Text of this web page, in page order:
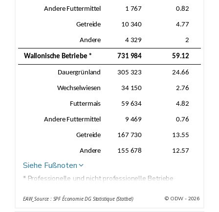
Andere Futtermittel 1 767 0.82
Getreide 10 340 4.77
Andere 4 329 2
Wallonische Betriebe * 731 984 59.12
Dauergrünland 305 323 24.66
Wechselwiesen 34 150 2.76
Futtermais 59 634 4.82
Andere Futtermittel 9 469 0.76
Getreide 167 730 13.55
Andere 155 678 12.57
Siehe Fußnoten
* Professionelle und nicht professionelle Betriebe
EAW_Source : SPF Économie DG Statistique (Statbel) © ODW - 2026